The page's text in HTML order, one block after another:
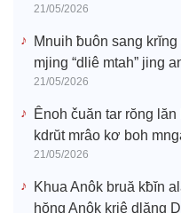
21/05/2026
Mnuih ƀuôn sang
mjing “dliê mtah” jing
21/05/2026
Ênoh čuăn tar rŏng
kdrŭt mrâo kơ boh
21/05/2026
Khua Anôk bruă kƀĭn
hŏng Anôk kriê dlăng